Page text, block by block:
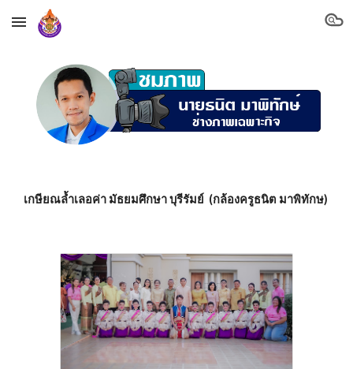
Skip to main content Skip to navigation
เกษียณล้ำเลอค่า มัธยมศึกษา บุรีรัมย์ (กล้องครูธนิต มาพิทักษ)